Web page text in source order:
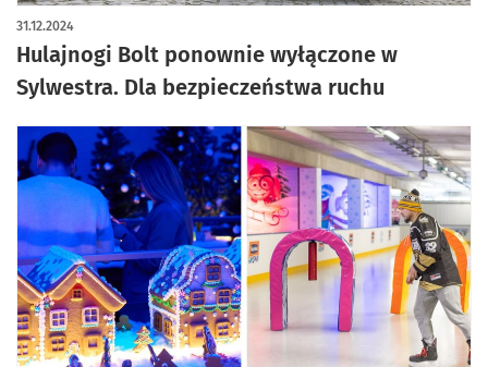
Hulajnogi Bolt ponownie wyłączone w
Sylwestra. Dla bezpieczeństwa ruchu
31.12.2024